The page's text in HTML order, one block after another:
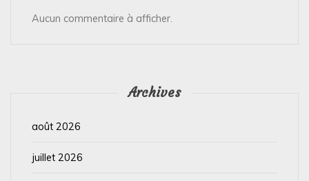
Aucun commentaire à afficher.
Archives
août 2026
juillet 2026